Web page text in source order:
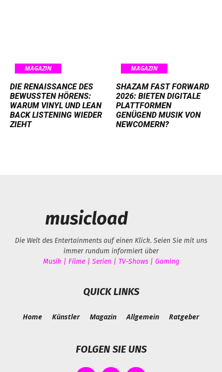
MAGAZIN
DIE RENAISSANCE DES
BEWUSSTEN HÖRENS:
WARUM VINYL UND LEAN
BACK LISTENING WIEDER
ZIEHT
MAGAZIN
SHAZAM FAST FORWARD
2026: BIETEN DIGITALE
PLATTFORMEN
GENÜGEND MUSIK VON
NEWCOMERN?
musicload
Die Welt des Entertainments auf einen Klick. Seien Sie mit uns
immer rundum informiert über
Musik | Filme | Serien | TV-Shows | Gaming
QUICK LINKS
Home Künstler Magazin Allgemein Ratgeber
FOLGEN SIE UNS